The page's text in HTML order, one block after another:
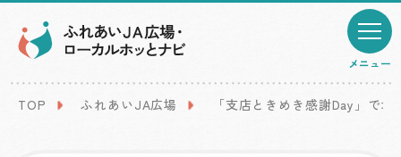
メニュー
TOP ふれあいJA広場 「支店ときめき感謝Day」で